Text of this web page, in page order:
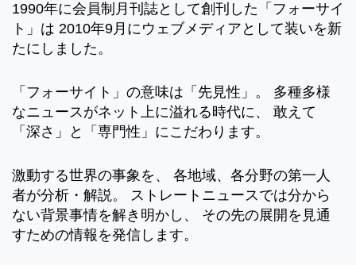
1990年に会員制月刊誌として創刊した「フォーサイ
ト」は 2010年9月にウェブメディアとして装いを新
たにしました。
「フォーサイト」の意味は「先見性」。 多種多様
なニュースがネット上に溢れる時代に、 敢えて
「深さ」と「専門性」にこだわります。
激動する世界の事象を、 各地域、各分野の第一人
者が分析・解説。 ストレートニュースでは分から
ない背景事情を解き明かし、 その先の展開を見通
すための情報を発信します。